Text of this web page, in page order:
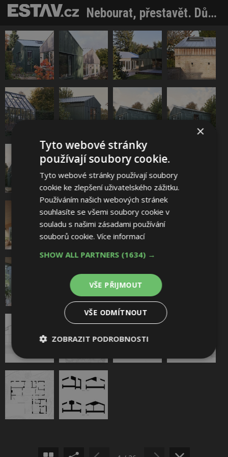
Nebourat, přestavět. Dům v domě vznikl ze starší stavby úsporněji a rychleji. Narativům navzdory
Sdílet na Facebooku
Sdílet na Pinterestu
×
Tyto webové stránky
používají soubory cookie.
Tyto webové stránky používají soubory
cookie ke zlepšení uživatelského zážitku.
Používáním našich webových stránek
souhlasíte se všemi soubory cookie v
souladu s našimi zásadami používání
souborů cookie.Více informací
SHOW ALL PARTNERS (1634) →
VŠE PŘIJMOUT
VŠE ODMÍTNOUT
ZOBRAZIT PODROBNOSTI
Nezbytně
nutné
soubory
Výkonové
soubory
Soubory
Funkční soubory